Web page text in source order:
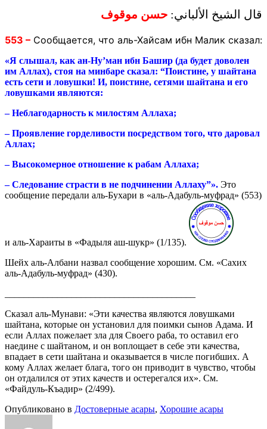
قال الشيخ الألباني: حسن موقوف
553 – Сообщается, что аль-Хайсам ибн Малик сказал:
«Я слышал, как ан-Ну’ман ибн Башир (да будет доволен
им Аллах), стоя на минбаре сказал: “Поистине, у шайтана
есть сети и ловушки! И, поистине, сетями шайтана и его
ловушками являются:
– Неблагодарность к милостям Аллаха;
– Проявление горделивости посредством того, что даровал
Аллах;
– Высокомерное отношение к рабам Аллаха;
– Следование страсти в не подчинении Аллаху”». Это
сообщение передали аль-Бухари в «аль-Адабуль-муфрад» (553)
и аль-Хараиты в «Фадыля аш-шукр» (1/135).
Шейх аль-Албани назвал сообщение хорошим. См. «Сахих
аль-Адабуль-муфрад» (430).
Сказал аль-Мунави: «Эти качества являются ловушками
шайтана, которые он установил для поимки сынов Адама. И
если Аллах пожелает зла для Своего раба, то оставил его
наедине с шайтаном, и он воплощает в себе эти качества,
впадает в сети шайтана и оказывается в числе погибших. А
кому Аллах желает блага, того он приводит в чувство, чтобы
он отдалился от этих качеств и остерегался их». См.
«Файдуль-Къадир» (2/499).
Опубликовано в Достоверные асары, Хорошие асары